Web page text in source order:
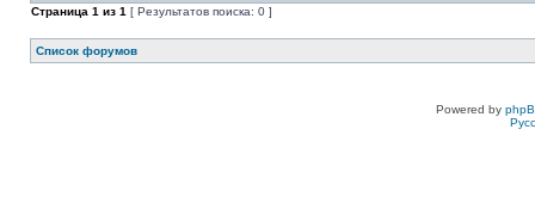
Страница 1 из 1 [ Результатов поиска: 0 ]
Список форумов
Powered by